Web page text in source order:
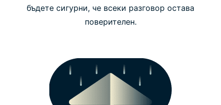
бъдете сигурни, че всеки разговор остава
поверителен.